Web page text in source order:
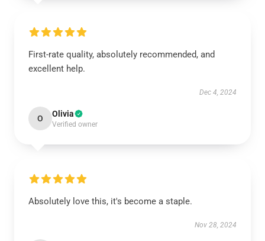
First-rate quality, absolutely recommended, and
excellent help.
Dec 4, 2024
O Olivia
Verified owner
Absolutely love this, it's become a staple.
Nov 28, 2024